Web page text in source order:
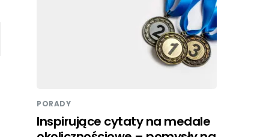
PORADY
Inspirujące cytaty na medale